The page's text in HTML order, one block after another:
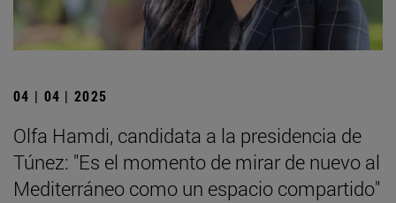
04 | 04 | 2025
Olfa Hamdi, candidata a la presidencia de
Túnez: "Es el momento de mirar de nuevo al
Mediterráneo como un espacio compartido"